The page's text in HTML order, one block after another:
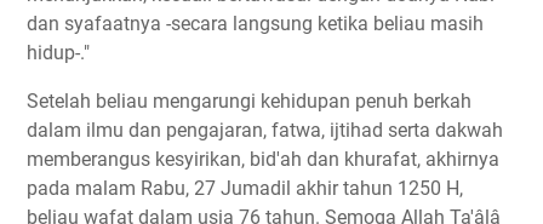
dan syafaatnya -secara langsung ketika beliau masih
hidup-."
Setelah beliau mengarungi kehidupan penuh berkah
dalam ilmu dan pengajaran, fatwa, ijtihad serta dakwah
memberangus kesyirikan, bid'ah dan khurafat, akhirnya
pada malam Rabu, 27 Jumadil akhir tahun 1250 H,
beliau wafat dalam usia 76 tahun. Semoga Allah Ta'âlâ